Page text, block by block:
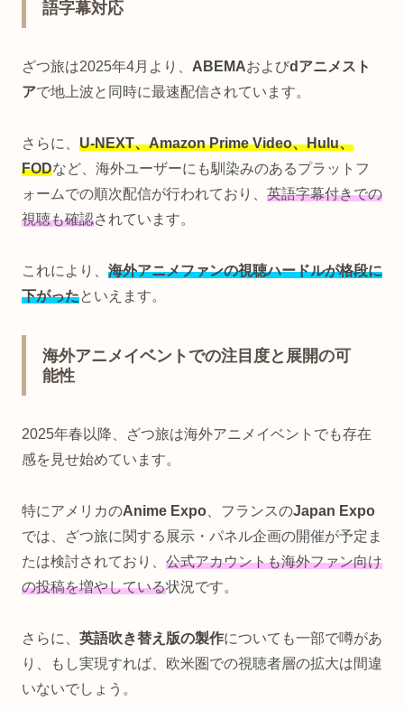
語字幕対応
ざつ旅は2025年4月より、 ABEMAおよびdアニメスト
アで地上波と同時に最速配信されています。
さらに、 U-NEXT、Amazon Prime Video、Hulu、
FODなど、海外ユーザーにも馴染みのあるプラットフ
ォームでの順次配信が行われており、 英語字幕付きでの
視聴も確認されています。
これにより、 海外アニメファンの視聴ハードルが格段に
下がったといえます。
海外アニメイベントでの注目度と展開の可
能性
2025年春以降、ざつ旅は海外アニメイベントでも存在
感を見せ始めています。
特にアメリカのAnime Expo 、フランスのJapan Expo
では、ざつ旅に関する展示・パネル企画の開催が予定ま
たは検討されており、 公式アカウントも海外ファン向け
の投稿を増やしている状況です。
さらに、 英語吹き替え版の製作についても一部で噂があ
り、もし実現すれば、欧米圏での視聴者層の拡大は間違
いないでしょう。